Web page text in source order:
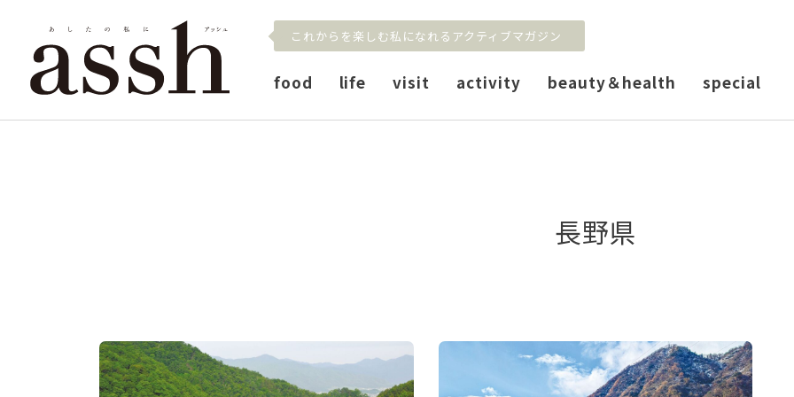
これからを楽しむ私になれるアクティブマガジン
food life visit activity beauty＆health special
長野県